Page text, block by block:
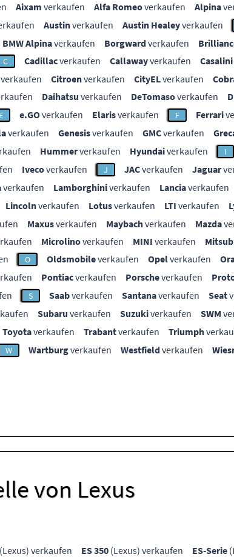
Aixam verkaufen Alfa Romeoverkaufen Alpina
Austinverkaufen Austin Healeyverkaufen
BMW Alpinaverkaufen Borgwardverkaufen
C Cadillacverkaufen Callawayverkaufen Casalini
Citroenverkaufen CityELverkaufen
Daihatsu verkaufen DeTomasoverkaufen
E e.GOverkaufen Elarisverkaufen F Ferrari
verkaufen Genesisverkaufen GMCverkaufen
Hummerverkaufen Hyundaiverkaufen I
Ivecoverkaufen J JACverkaufen Jaguar
verkaufen Lamborghiniverkaufen Lanciaverkaufen
Lincolnverkaufen Lotusverkaufen LTI verkaufen
Maxusverkaufen Maybachverkaufen Mazda
Microlinoverkaufen MINI verkaufen
O Oldsmobileverkaufen Opelverkaufen
Pontiacverkaufen Porscheverkaufen
S Saabverkaufen Santanaverkaufen Seat
Subaru verkaufen Suzukiverkaufen SWM
Toyotaverkaufen Trabantverkaufen Triumph
W Wartburgverkaufen Westfieldverkaufen
von Lexus
(Lexus) verkaufen ES 350 (Lexus) verkaufen ES-Serie